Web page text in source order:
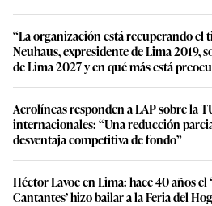
“La organización está recuperando el
Neuhaus, expresidente de Lima 2019,
de Lima 2027 y en qué más está
Aerolíneas responden a LAP sobre la
internacionales: “Una reducción
desventaja competitiva de fondo”
Héctor Lavoe en Lima: hace 40 años el
Cantantes’ hizo bailar a la Feria del